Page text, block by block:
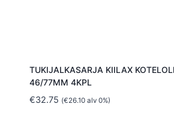
TUKIJALKASARJA KIILAX
46/77MM 4KPL
€32.75 (€26.10alv 0%)